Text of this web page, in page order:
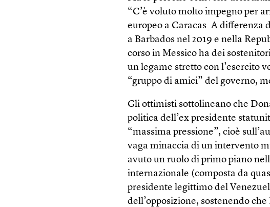
“C’è voluto molto impegno per
europeo a Caracas. A
a Barbados nel 2019 e nella
corso in Messico ha dei
un legame stretto con l’esercito
“gruppo di amici” del governo,
Gli ottimisti sottolineano che
politica dell’ex presidente
“massima pressione”, cioè
vaga minaccia di un intervento
avuto un ruolo di primo piano
internazionale (composta da
presidente legittimo del
dell’opposizione, sostenendo